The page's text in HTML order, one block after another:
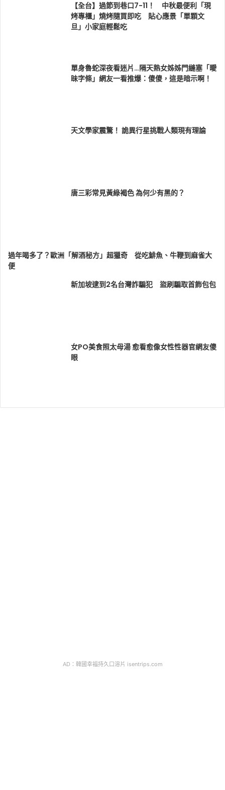
【全台】過節到巷口7-11！ 中秋最便利「現
烤專櫃」燒烤隨買即吃 貼心應景「單顆文
旦」小家庭輕鬆吃
單身魯蛇深夜看迷片…隔天熟女姊姊門縫塞「曖
昧字條」網友一看推爆：傻傻，這是暗示啊！
天文學家震驚！ 詭異行星挑戰人類現有理論
唐三彩常見黃綠褐色 為何少有黑的？
過年喝多了？歐洲「解酒秘方」超獵奇 從吃鯡魚、牛鞭到麻雀大
便
新加坡逮到2名台灣詐騙犯 盜刷騙取首飾包包
女PO美食照太母湯 愈看愈像女性性器官網友傻
眼
AD：韓國幸福持久口溶片 isentrips.com